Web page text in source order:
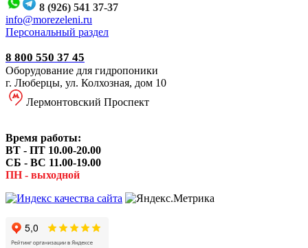
8 (926) 541 37-37
info@morezeleni.ru
Персональный раздел
8 800 550 37 45
Оборудование для гидропоники
г. Люберцы, ул. Колхозная, дом 10
Лермонтовский Проспект
Время работы:
ВТ - ПТ 10.00-20.00
СБ - ВС 11.00-19.00
ПН - выходной